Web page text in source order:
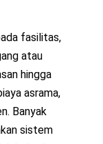
fasilitas,
atau
hingga
asrama,
Banyak
sistem